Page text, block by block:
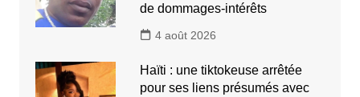
de dommages-intérêts
4 août 2026
Haïti : une tiktokeuse arrêtée
pour ses liens présumés avec